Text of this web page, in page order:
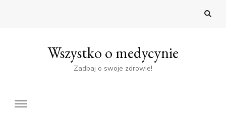
Wszystko o medycynie
Zadbaj o swoje zdrowie!